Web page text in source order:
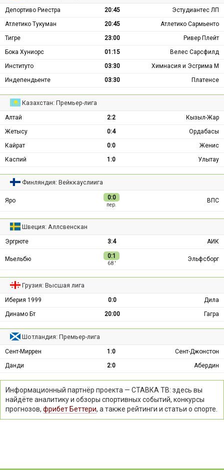
Депортиво Риестра 20:45
Эстудиантес ЛП
Атлетико Тукуман
20:45
Атлетико Сармьенто
Тигре
23:00
Ривер Плейт
Бока Хуниорс
01:15
Велес Сарсфилд
Институто
03:30
Химнасия и Эсгрима М
Индепендьенте
03:30 Платенсе
Казахстан: Премьер-лига
Алтай 2:2
Кызыл-Жар
Жетысу
0:4
Ордабасы
Кайрат
0:0
Женис
Каспий
1:0 Улытау
Финляндия: Вейккауслиига
Яро 0:0
пер.
ВПС
Швеция: Аллсвенскан
Эргрюте 3:4 АИК
Мьельбю 0:1
68 ′
Эльфсборг
Грузия: Высшая лига
Иберия 1999 0:0
Дила
Динамо Бт
20:00 Гагра
Шотландия: Премьер-лига
Сент-Миррен 1:0
Сент-Джонстон
Данди
2:0 Абердин
Информационный партнёр проекта — СТАВКА ТВ: здесь вы
найдёте аналитику и обзоры спортивных событий, конкурсы
прогнозов, фрибет Беттери, а также рейтинги и статьи о спорте.